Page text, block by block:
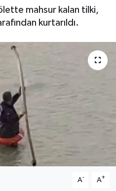
mahsur kalan tilki,
kurtarıldı.
A- A+